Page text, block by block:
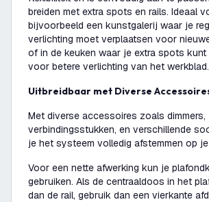
breiden met extra spots en rails. Ideaal
bijvoorbeeld een kunstgalerij waar je
verlichting moet verplaatsen voor
of in de keuken waar je extra spots
voor betere verlichting van het werkblad.
Uitbreidbaar met Diverse
Met diverse accessoires zoals dimmers,
verbindingsstukken, en verschillende
je het systeem volledig afstemmen op
Voor een nette afwerking kun je
gebruiken. Als de centraaldoos in het
dan de rail, gebruik dan een vierkante